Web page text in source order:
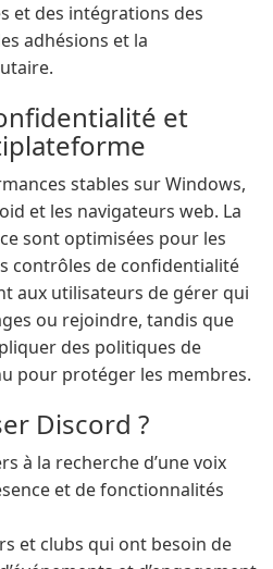
et des intégrations des
adhésions et la
et
stables sur Windows,
et les navigateurs web. La
sont optimisées pour les
contrôles de confidentialité
aux utilisateurs de gérer qui
ou rejoindre, tandis que
des politiques de
pour protéger les membres.
Discord ?
à la recherche d’une voix
et de fonctionnalités
et clubs qui ont besoin de